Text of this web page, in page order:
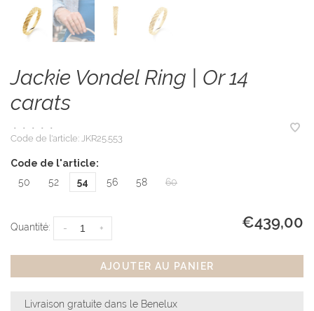
Jackie Vondel Ring | Or 14
carats
• • • •
•
Code de l'article: JKR25.553
Code de l'article:
50
52 54 56 58 60
Quantité: +
- €439,00
AJOUTER AU PANIER
Livraison gratuite dans le Benelux